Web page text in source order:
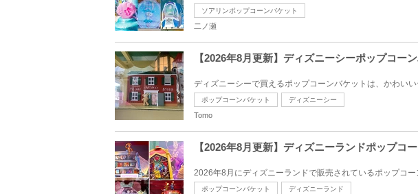
ソアリンポップコーンバケット
二ノ瀬
【2026年8月更新】ディズニーシーポップコ
ディズニーシーで買えるポップコーンバケットは、かわい
ポップコーンバケット ディズニーシー
Tomo
【2026年8月更新】ディズニーランドポップコ
2026年8月にディズニーランドで販売されているポップコ
ポップコーンバケット ディズニーランド